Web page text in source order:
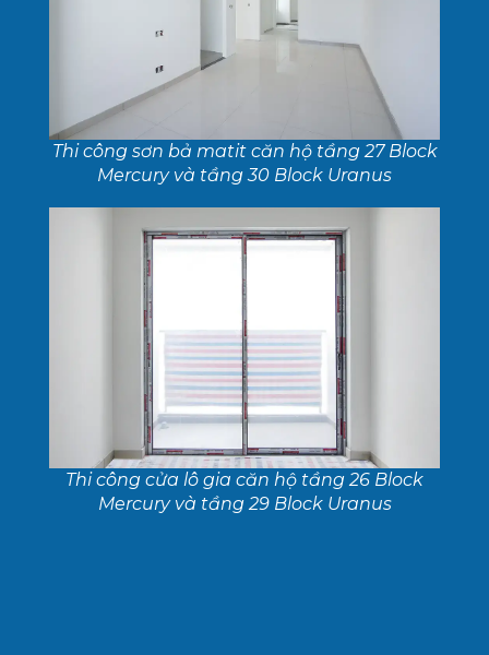
Thi công sơn bả matit căn hộ tầng 27 Block
Mercury và tầng 30 Block Uranus
Thi công cửa lô gia căn hộ tầng 26 Block
Mercury và tầng 29 Block Uranus